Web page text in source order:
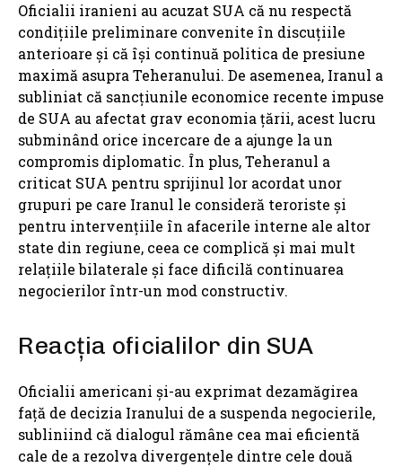
Oficialii iranieni au acuzat SUA că nu respectă
condițiile preliminare convenite în discuțiile
anterioare și că își continuă politica de presiune
maximă asupra Teheranului. De asemenea, Iranul a
subliniat că sancțiunile economice recente impuse
de SUA au afectat grav economia țării, acest lucru
subminând orice incercare de a ajunge la un
compromis diplomatic. În plus, Teheranul a
criticat SUA pentru sprijinul lor acordat unor
grupuri pe care Iranul le consideră teroriste și
pentru intervențiile în afacerile interne ale altor
state din regiune, ceea ce complică și mai mult
relațiile bilaterale și face dificilă continuarea
negocierilor într-un mod constructiv.
Reacția oficialilor din SUA
Oficialii americani și-au exprimat dezamăgirea
față de decizia Iranului de a suspenda negocierile,
subliniind că dialogul rămâne cea mai eficientă
cale de a rezolva divergențele dintre cele două